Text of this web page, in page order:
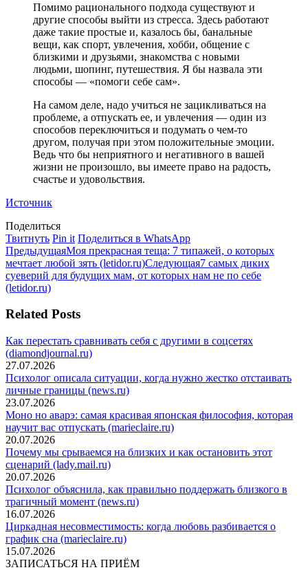
Помимо рационального подхода существуют и
другие способы выйти из стресса. Здесь работают
даже такие простые и, казалось бы, банальные
вещи, как спорт, увлечения, хобби, общение с
близкими и друзьями, знакомства с новыми
людьми, шопинг, путешествия. Я бы назвала эти
способы — «помоги себе сам».
На самом деле, надо учиться не зацикливаться на
проблеме, а отпускать ее, и увлечения — один из
способов переключиться и подумать о чем-то
другом, получая при этом положительные эмоции.
Ведь что бы неприятного и негативного в вашей
жизни не произошло, вы имеете право на радость,
счастье и удовольствия.
Источник
Поделиться
ТвитнутьПоделиться
в
Twitter
Pin itПоделиться
в
Pinterest
Поделиться в WhatsAppПоделиться
в
WhatsApp
Навигация
по
записям
ПредыдущаяПредыдущая
запись:
Моя прекрасная теща: 7 типажей, о которых
мечтает любой зять (letidor.ru)СледующаяСледующая
запись:
7 самых диких
суеверий для будущих мам, от которых нам не по себе
(letidor.ru)
Related Posts
Как перестать сравнивать себя с другими в соцсетях
(diamondjournal.ru)
27.07.2026
Психолог описала ситуации, когда нужно жестко отстаивать
личные границы (news.ru)
23.07.2026
Моно но аварэ: самая красивая японская философия, которая
научит вас отпускать (marieclaire.ru)
20.07.2026
Почему мы срываемся на близких и как остановить этот
сценарий (lady.mail.ru)
20.07.2026
Психолог объяснила, как правильно поддержать близкого в
трагичный момент (news.ru)
16.07.2026
Циркадная несовместимость: когда любовь разбивается о
график сна (marieclaire.ru)
15.07.2026
ЗАПИСАТЬСЯ НА ПРИЁМ